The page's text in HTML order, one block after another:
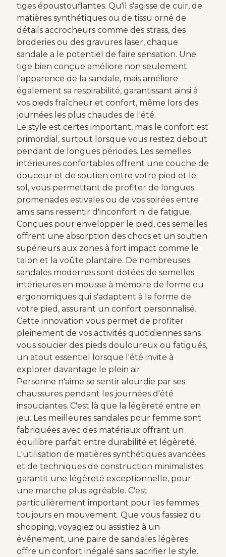
tiges époustouflantes. Qu'il s'agisse de cuir, de
matières synthétiques ou de tissu orné de
détails accrocheurs comme des strass, des
broderies ou des gravures laser, chaque
sandale a le potentiel de faire sensation. Une
tige bien conçue améliore non seulement
l'apparence de la sandale, mais améliore
également sa respirabilité, garantissant ainsi à
vos pieds fraîcheur et confort, même lors des
journées les plus chaudes de l'été.
Le style est certes important, mais le confort est
primordial, surtout lorsque vous restez debout
pendant de longues périodes. Les semelles
intérieures confortables offrent une couche de
douceur et de soutien entre votre pied et le
sol, vous permettant de profiter de longues
promenades estivales ou de vos soirées entre
amis sans ressentir d'inconfort ni de fatigue.
Conçues pour envelopper le pied, ces semelles
offrent une absorption des chocs et un soutien
supérieurs aux zones à fort impact comme le
talon et la voûte plantaire. De nombreuses
sandales modernes sont dotées de semelles
intérieures en mousse à mémoire de forme ou
ergonomiques qui s'adaptent à la forme de
votre pied, assurant un confort personnalisé.
Cette innovation vous permet de profiter
pleinement de vos activités quotidiennes sans
vous soucier des pieds douloureux ou fatigués,
un atout essentiel lorsque l'été invite à
explorer davantage le plein air.
Personne n'aime se sentir alourdie par ses
chaussures pendant les journées d'été
insouciantes. C'est là que la légèreté entre en
jeu. Les meilleures sandales pour femme sont
fabriquées avec des matériaux offrant un
équilibre parfait entre durabilité et légèreté.
L'utilisation de matières synthétiques avancées
et de techniques de construction minimalistes
garantit une légèreté exceptionnelle, pour
une marche plus agréable. C'est
particulièrement important pour les femmes
toujours en mouvement. Que vous fassiez du
shopping, voyagiez ou assistiez à un
événement, une paire de sandales légères
offre un confort inégalé sans sacrifier le style.